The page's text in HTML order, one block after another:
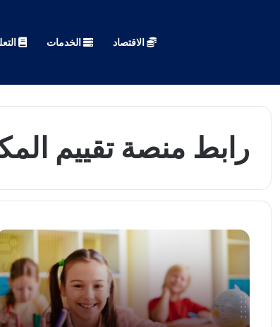
الاقتصاد الخدمات
رابط منصة تقييم